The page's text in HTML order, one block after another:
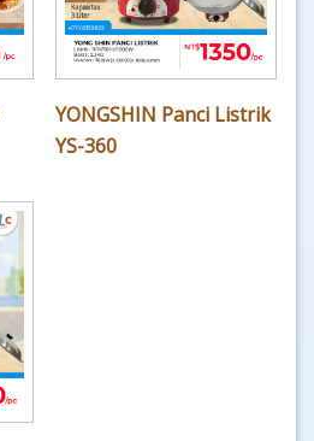
YONGSHIN Panci Listrik
YS-360